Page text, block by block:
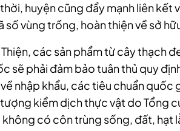
huyện cũng đẩy mạnh liên kết
số vùng trồng, hoàn thiện về sở
các sản phẩm từ cây thạch
sẽ phải đảm bảo tuân thủ quy
nhập khẩu, các tiêu chuẩn quốc
kiểm dịch thực vật do Tổng
không có côn trùng sống, đất, hạt